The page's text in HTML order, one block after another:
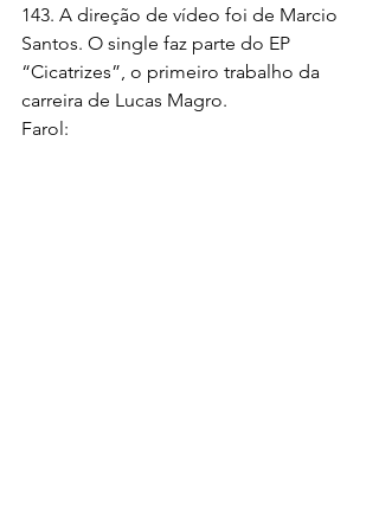
143. A direção de vídeo foi de Marcio
Santos. O single faz parte do EP
“Cicatrizes”, o primeiro trabalho da
carreira de Lucas Magro.
Farol: